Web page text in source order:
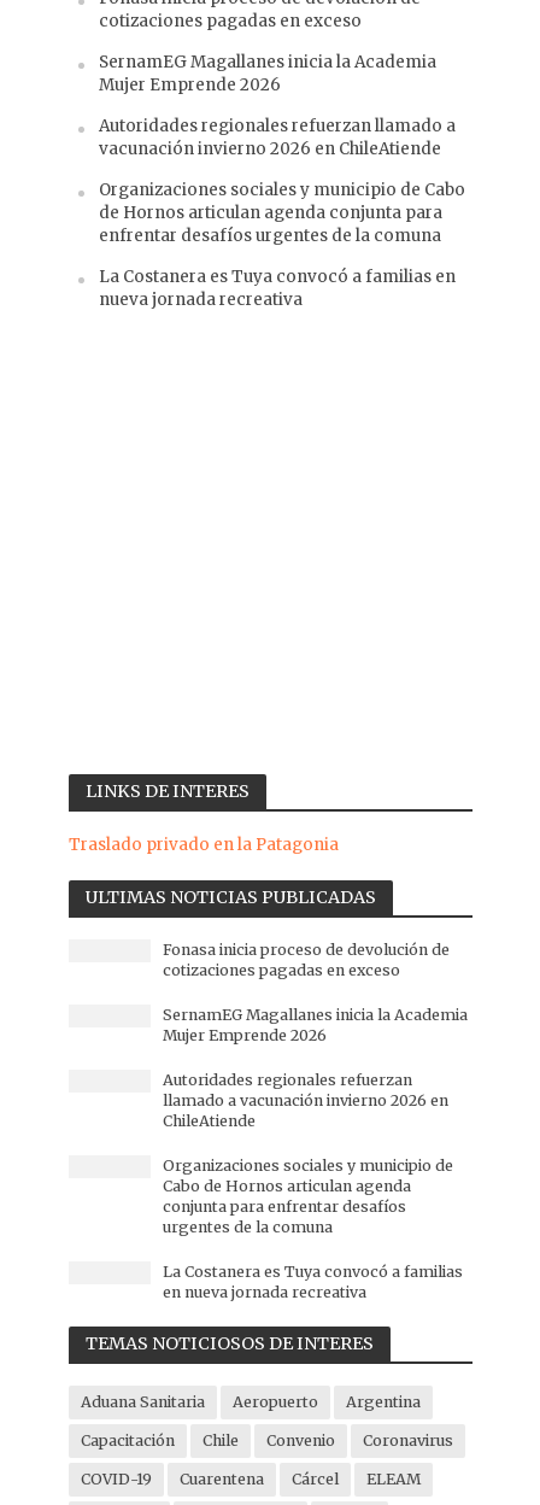
cotizaciones pagadas en exceso
SernamEG Magallanes inicia la Academia
Mujer Emprende 2026
Autoridades regionales refuerzan llamado a
vacunación invierno 2026 en ChileAtiende
Organizaciones sociales y municipio de Cabo
de Hornos articulan agenda conjunta para
enfrentar desafíos urgentes de la comuna
La Costanera es Tuya convocó a familias en
nueva jornada recreativa
LINKS DE INTERES
Traslado privado en la Patagonia
ULTIMAS NOTICIAS PUBLICADAS
Fonasa inicia proceso de devolución de
cotizaciones pagadas en exceso
SernamEG Magallanes inicia la Academia
Mujer Emprende 2026
Autoridades regionales refuerzan
llamado a vacunación invierno 2026 en
ChileAtiende
Organizaciones sociales y municipio de
Cabo de Hornos articulan agenda
conjunta para enfrentar desafíos
urgentes de la comuna
La Costanera es Tuya convocó a familias
en nueva jornada recreativa
TEMAS NOTICIOSOS DE INTERES
Aduana Sanitaria Aeropuerto Argentina
Capacitación Chile Convenio Coronavirus
COVID-19 Cuarentena Cárcel ELEAM